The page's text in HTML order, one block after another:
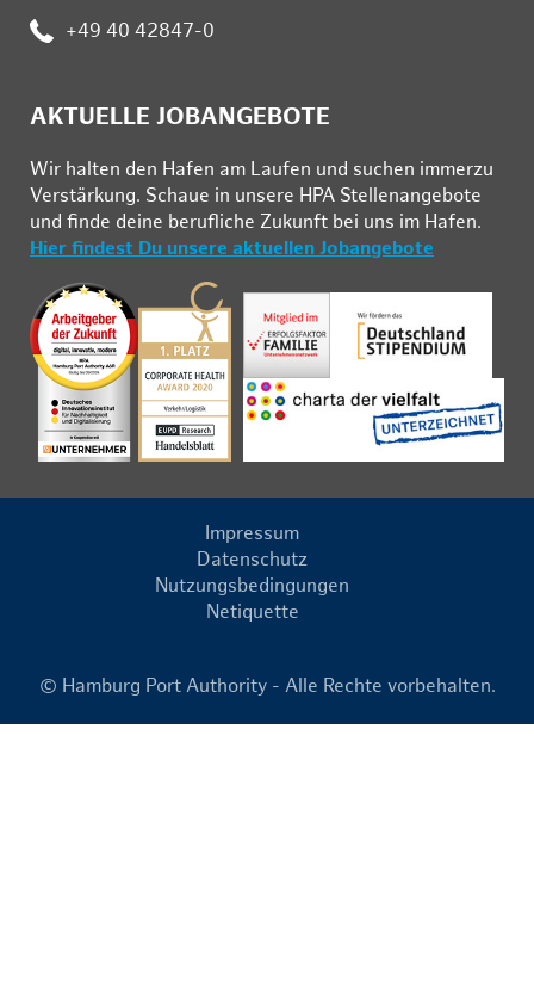
Telefon:
+49 40 42847-0
AKTUELLE JOBANGEBOTE
Wir hal­ten den Ha­fen am Lau­fen und su­chen im­mer­zu
Ver­stär­kung. Schau­e in un­se­re HPA Stel­len­an­ge­bo­te
und fin­de deine be­ruf­li­che Zu­kunft bei uns im Ha­fen.
Hier findest Du unsere aktuellen Jobangebote
Impressum
Datenschutz
Nutzungsbedingungen
Netiquette
© Hamburg Port Authority - Alle Rechte vorbehalten.